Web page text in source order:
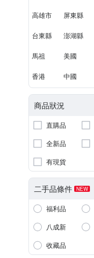
高雄市 屏東縣
台東縣 澎湖縣
馬祖 美國
香港 中國
商品狀況
直購品
全新品
有現貨
二手品條件 NEW
福利品
八成新
收藏品